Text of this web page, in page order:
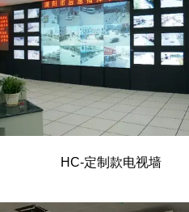
HC-定制款电视墙